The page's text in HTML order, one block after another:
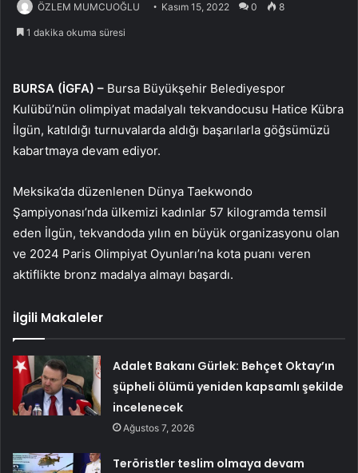
ÖZLEM MUMCUOĞLU Kasım 15, 2022 0 8
1 dakika okuma süresi
BURSA (İGFA) – Bursa Büyükşehir Belediyespor
Kulübü’nün olimpiyat madalyalı tekvandocusu Hatice Kübra
İlgün, katıldığı turnuvalarda aldığı başarılarla göğsümüzü
kabartmaya devam ediyor.
Meksika’da düzenlenen Dünya Taekwondo
Şampiyonası’nda ülkemizi kadınlar 57 kilogramda temsil
eden İlgün, tekvandoda yılın en büyük organizasyonu olan
ve 2024 Paris Olimpiyat Oyunları’na kota puanı veren
aktiflikte bronz madalya almayı başardı.
İlgili Makaleler
Adalet Bakanı Gürlek: Behçet Oktay’ın
şüpheli ölümü yeniden kapsamlı şekilde
incelenecek
Ağustos 7, 2026
Teröristler teslim olmaya devam